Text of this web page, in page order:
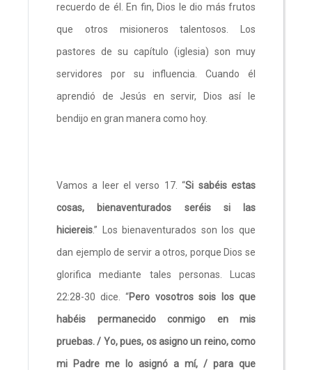
recuerdo de él. En fin, Dios le dio más frutos
que otros misioneros talentosos. Los
pastores de su capítulo (iglesia) son muy
servidores por su influencia. Cuando él
aprendió de Jesús en servir, Dios así le
bendijo en gran manera como hoy.
Vamos a leer el verso 17. “Si sabéis estas
cosas, bienaventurados seréis si las
hiciereis.” Los bienaventurados son los que
dan ejemplo de servir a otros, porque Dios se
glorifica mediante tales personas. Lucas
22:28-30 dice. “Pero vosotros sois los que
habéis permanecido conmigo en mis
pruebas. / Yo, pues, os asigno un reino, como
mi Padre me lo asignó a mí, / para que